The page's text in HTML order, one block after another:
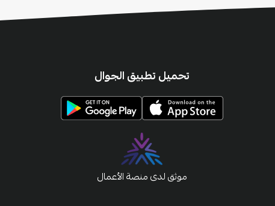
تحميل تطبيق الجوال
موثق لدى منصة الأعمال